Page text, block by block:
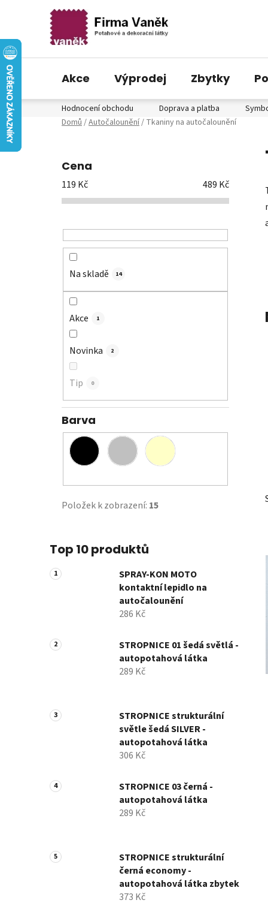
Přejít
na
obsah
Hodnocení obchodu Doprava a platba
Akce Výprodej Zbytky
Domů/Autočalounění/ Tkaniny na autočalounění
Cena
119 Kč 489 Kč
Na skladě 14
Akce 1
Novinka 2
Tip 0
Barva
Položek k zobrazení: 15
Top 10 produktů
SPRAY-KON MOTO
kontaktní lepidlo na
autočalounění
286 Kč
STROPNICE 01 šedá světlá -
autopotahová látka
289 Kč
STROPNICE strukturální
světle šedá SILVER -
autopotahová látka
306 Kč
STROPNICE 03 černá -
autopotahová látka
289 Kč
STROPNICE strukturální
černá economy -
autopotahová látka zbytek
373 Kč
p